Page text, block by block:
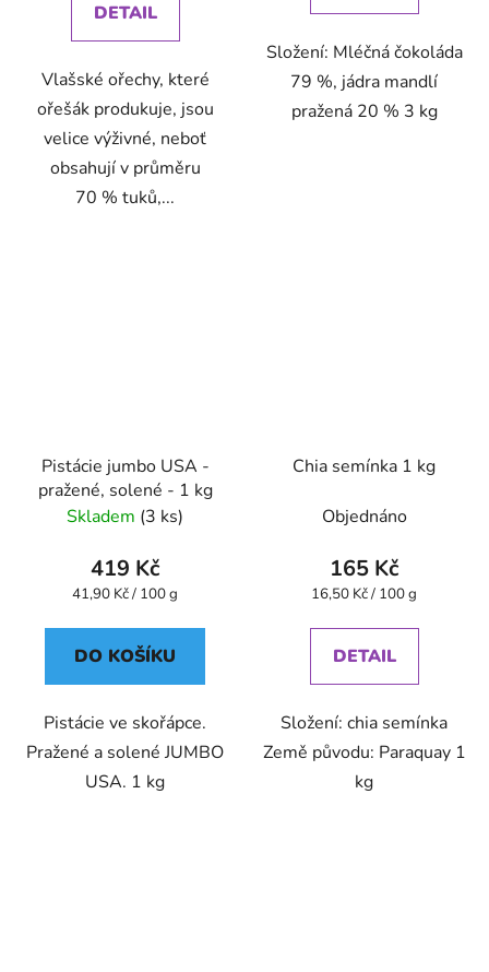
DETAIL
Vlašské ořechy, které
ořešák produkuje, jsou
velice výživné, neboť
obsahují v průměru
70 % tuků,...
Složení: Mléčná čokoláda
79 %, jádra mandlí
pražená 20 % 3 kg
Pistácie jumbo USA -
pražené, solené - 1 kg
Skladem (3 ks)
419 Kč
Měrná
41,90 Kč / 100 g
DO KOŠÍKU
Pistácie ve skořápce.
Pražené a solené JUMBO
USA. 1 kg
Chia semínka 1 kg
Objednáno
165 Kč
Měrná
16,50 Kč / 100 g
DETAIL
Složení: chia semínka
Země původu: Paraquay 1
kg